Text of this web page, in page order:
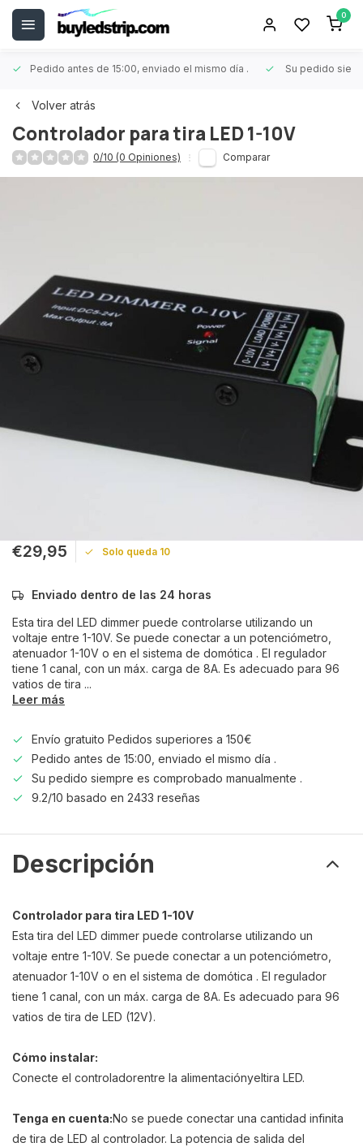
0
Pedido antes de 15:00, enviado el mismo día . Su pedido
Volver atrás
Controlador para tira LED 1-10V
0/10 (0 Opiniones) Comparar
€29,95 Solo queda 10
Enviado dentro de las 24 horas
Esta tira del LED dimmer puede controlarse utilizando un
voltaje entre 1-10V. Se puede conectar a un potenciómetro,
atenuador 1-10V o en el sistema de domótica . El regulador
tiene 1 canal, con un máx. carga de 8A. Es adecuado para 96
vatios de tira ...
Leer más
Envío gratuito Pedidos superiores a 150€
Pedido antes de 15:00, enviado el mismo día .
Su pedido siempre es comprobado manualmente .
9.2/10 basado en 2433 reseñas
Descripción
Controlador para tira LED 1-10V
Esta tira del LED dimmer puede controlarse utilizando un
voltaje entre 1-10V. Se puede conectar a un potenciómetro,
atenuador 1-10V o en el sistema de domótica . El regulador
tiene 1 canal, con un máx. carga de 8A. Es adecuado para 96
vatios de tira de LED (12V).
Cómo instalar:
Conecte el controladorentre la alimentaciónyeltira LED.
Tenga en cuenta:No se puede conectar una cantidad infinita
de tira de LED al controlador. La potencia de salida del